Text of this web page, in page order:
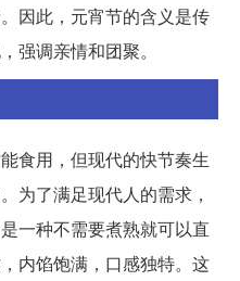
因此，元宵节的含义是传
强调亲情和团聚。
食用，但现代的快节奏生
为了满足现代人的需求，
一种不需要煮熟就可以直
内馅饱满，口感独特。这